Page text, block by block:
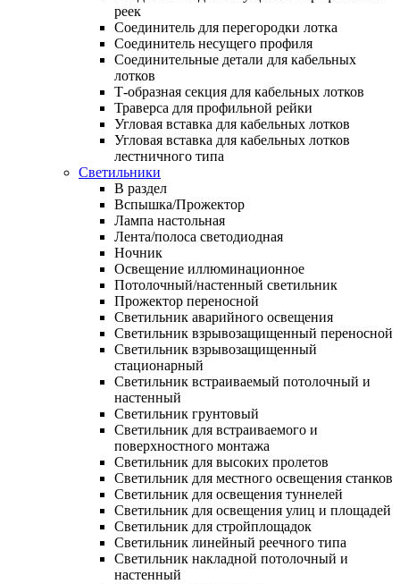
реек
Соединитель для перегородки лотка
Соединитель несущего профиля
Соединительные детали для кабельных
лотков
Т-образная секция для кабельных лотков
Траверса для профильной рейки
Угловая вставка для кабельных лотков
Угловая вставка для кабельных лотков
лестничного типа
Светильники
В раздел
Вспышка/Прожектор
Лампа настольная
Лента/полоса светодиодная
Ночник
Освещение иллюминационное
Потолочный/настенный светильник
Прожектор переносной
Светильник аварийного освещения
Светильник взрывозащищенный переносной
Светильник взрывозащищенный
стационарный
Светильник встраиваемый потолочный и
настенный
Светильник грунтовый
Светильник для встраиваемого и
поверхностного монтажа
Светильник для высоких пролетов
Светильник для местного освещения станков
Светильник для освещения туннелей
Светильник для освещения улиц и площадей
Светильник для стройплощадок
Светильник линейный реечного типа
Светильник накладной потолочный и
настенный